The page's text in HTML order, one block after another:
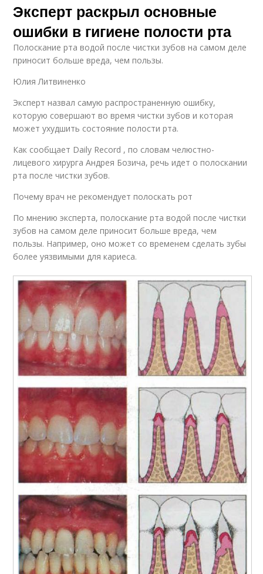
Эксперт раскрыл основные
ошибки в гигиене полости рта
Полоскание рта водой после чистки зубов на самом деле
приносит больше вреда, чем пользы.
Юлия Литвиненко
Эксперт назвал самую распространенную ошибку,
которую совершают во время чистки зубов и которая
может ухудшить состояние полости рта.
Как сообщает Daily Record , по словам челюстно-
лицевого хирурга Андрея Бозича, речь идет о полоскании
рта после чистки зубов.
Почему врач не рекомендует полоскать рот
По мнению эксперта, полоскание рта водой после чистки
зубов на самом деле приносит больше вреда, чем
пользы. Например, оно может со временем сделать зубы
более уязвимыми для кариеса.